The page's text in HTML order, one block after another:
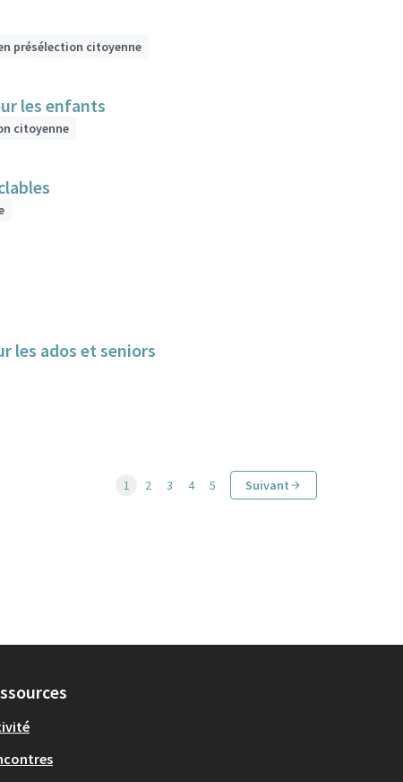
présélection citoyenne
les enfants
citoyenne
un lieu de loisirs, détente, de débat pour les ados et seniors
1 2 3 4 5 Suivant